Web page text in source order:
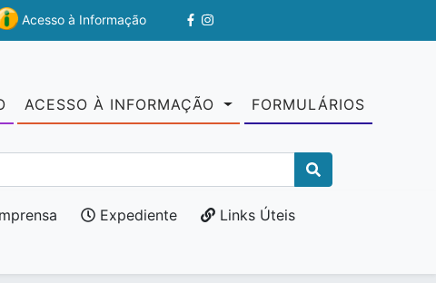
Acesso à Informação
ACESSO À INFORMAÇÃO FORMULÁRIOS
Expediente
Links Úteis